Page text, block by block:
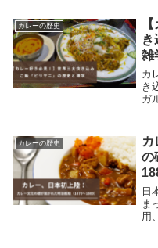
カレーの歴史
き
雑
カ
き
ガ
ヤ
カレーの歴史
カ
の
日
ま
用